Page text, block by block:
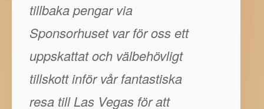
tillbaka pengar via
Sponsorhuset var för oss ett
uppskattat och välbehövligt
tillskott inför vår fantastiska
resa till Las Vegas för att